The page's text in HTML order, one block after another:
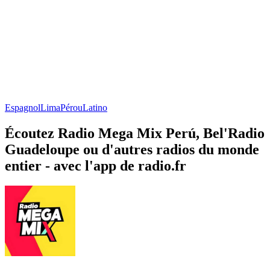
EspagnolLimaPérouLatino
Écoutez Radio Mega Mix Perú, Bel'Radio
Guadeloupe ou d'autres radios du monde
entier - avec l'app de radio.fr